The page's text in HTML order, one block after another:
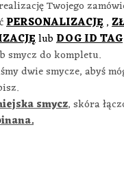
Twojego
PERSONALIZACJĘ,
lubDOG ID TAG
smycz do kompletu.
dwie smycze, abyś
smycz, skóra
.